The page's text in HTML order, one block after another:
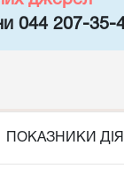
044 207-35-
ПОКАЗНИКИ